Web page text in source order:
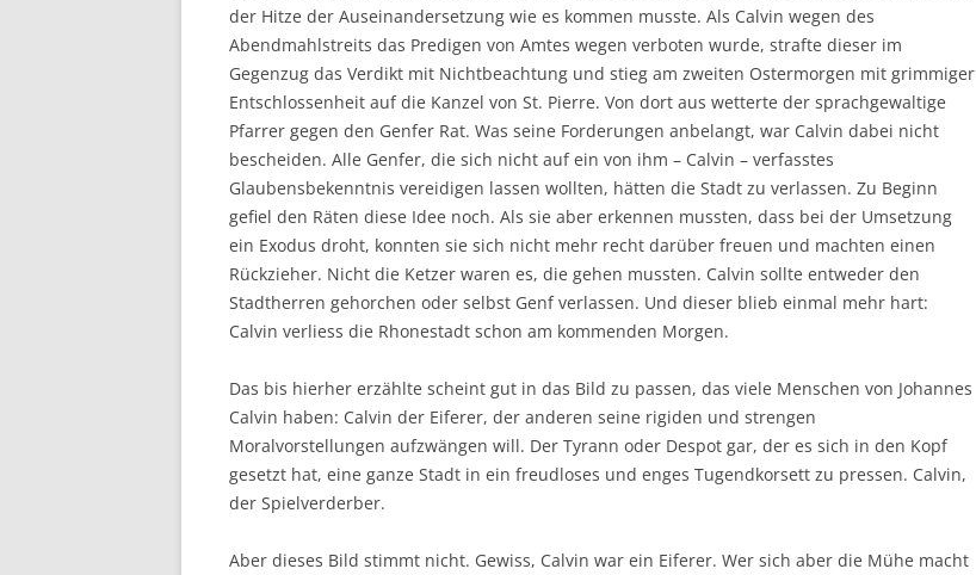
der Hitze der Auseinandersetzung wie es kommen musste. Als Calvin wegen des
Abendmahlstreits das Predigen von Amtes wegen verboten wurde, strafte dieser im
Gegenzug das Verdikt mit Nichtbeachtung und stieg am zweiten Ostermorgen mit grimmiger
Entschlossenheit auf die Kanzel von St. Pierre. Von dort aus wetterte der sprachgewaltige
Pfarrer gegen den Genfer Rat. Was seine Forderungen anbelangt, war Calvin dabei nicht
bescheiden. Alle Genfer, die sich nicht auf ein von ihm – Calvin – verfasstes
Glaubensbekenntnis vereidigen lassen wollten, hätten die Stadt zu verlassen. Zu Beginn
gefiel den Räten diese Idee noch. Als sie aber erkennen mussten, dass bei der Umsetzung
ein Exodus droht, konnten sie sich nicht mehr recht darüber freuen und machten einen
Rückzieher. Nicht die Ketzer waren es, die gehen mussten. Calvin sollte entweder den
Stadtherren gehorchen oder selbst Genf verlassen. Und dieser blieb einmal mehr hart:
Calvin verliess die Rhonestadt schon am kommenden Morgen.
Das bis hierher erzählte scheint gut in das Bild zu passen, das viele Menschen von Johannes
Calvin haben: Calvin der Eiferer, der anderen seine rigiden und strengen
Moralvorstellungen aufzwängen will. Der Tyrann oder Despot gar, der es sich in den Kopf
gesetzt hat, eine ganze Stadt in ein freudloses und enges Tugendkorsett zu pressen. Calvin,
der Spielverderber.
Aber dieses Bild stimmt nicht. Gewiss, Calvin war ein Eiferer. Wer sich aber die Mühe macht